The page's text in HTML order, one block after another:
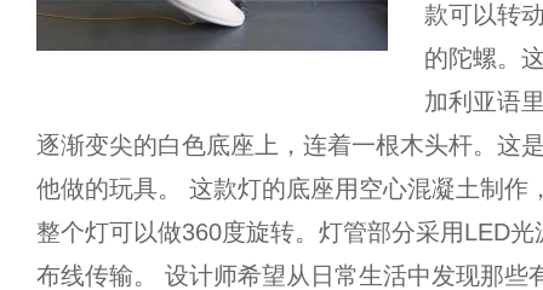
款可以转
的陀螺。
加利亚语
逐渐变尖的白色底座上，连着一根木头杆。这
他做的玩具。 这款灯的底座用空心混凝土制作
整个灯可以做360度旋转。灯管部分采用LED
布线传输。 设计师希望从日常生活中发现那